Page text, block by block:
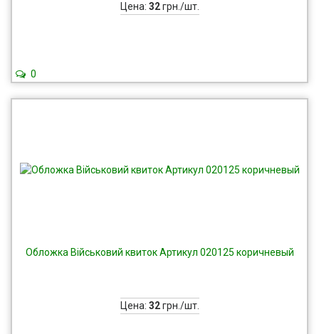
Цена: 32грн./шт.
0
Обложка Військовий квиток Артикул 020125 коричневый
Цена: 32грн./шт.